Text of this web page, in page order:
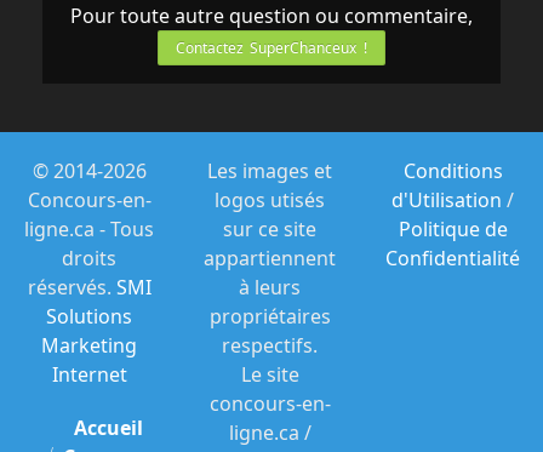
Pour toute autre question ou commentaire,
Contactez SuperChanceux !
© 2014-2026
Concours-en-
ligne.ca - Tous
droits
réservés. SMI
Solutions
Marketing
Internet
Accueil
Les images et
logos utisés
sur ce site
appartiennent
à leurs
propriétaires
respectifs.
Le site
concours-en-
ligne.ca /
Conditions
d'Utilisation /
Politique de
Confidentialité